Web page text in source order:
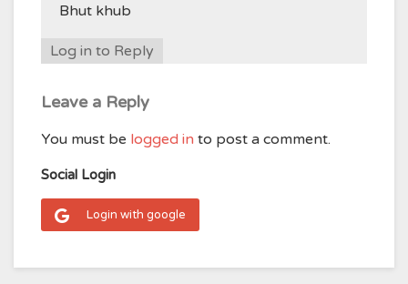
Bhut khub
Log in to Reply
Leave a Reply
You must be logged in to post a comment.
Social Login
Login with google